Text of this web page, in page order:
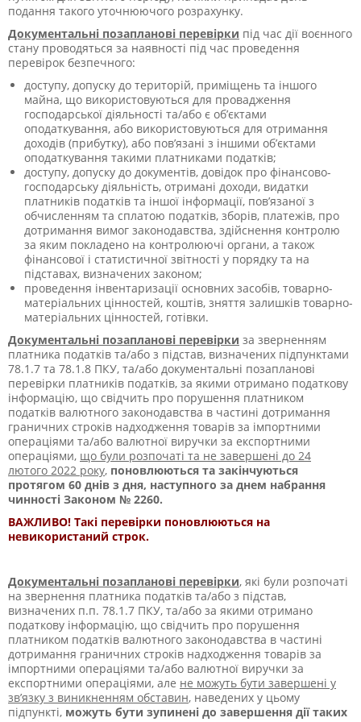
подання такого уточнюючого розрахунку.
Документальні позапланові перевірки під час дії воєнного
стану проводяться за наявності під час проведення
перевірок безпечного:
доступу, допуску до територій, приміщень та іншого
майна, що використовуються для провадження
господарської діяльності та/або є об’єктами
оподаткування, або використовуються для отримання
доходів (прибутку), або пов’язані з іншими об’єктами
оподаткування такими платниками податків;
доступу, допуску до документів, довідок про фінансово-
господарську діяльність, отримані доходи, видатки
платників податків та іншої інформації, пов’язаної з
обчисленням та сплатою податків, зборів, платежів, про
дотримання вимог законодавства, здійснення контролю
за яким покладено на контролюючі органи, а також
фінансової і статистичної звітності у порядку та на
підставах, визначених законом;
проведення інвентаризації основних засобів, товарно-
матеріальних цінностей, коштів, зняття залишків товарно-
матеріальних цінностей, готівки.
Документальні позапланові перевірки за зверненням
платника податків та/або з підстав, визначених підпунктами
78.1.7 та 78.1.8 ПКУ, та/або документальні позапланові
перевірки платників податків, за якими отримано податкову
інформацію, що свідчить про порушення платником
податків валютного законодавства в частині дотримання
граничних строків надходження товарів за імпортними
операціями та/або валютної виручки за експортними
операціями, що були розпочаті та не завершені до 24
лютого 2022 року, поновлюються та закінчуються
протягом 60 днів з дня, наступного за днем набрання
чинності Законом № 2260.
ВАЖЛИВО! Такі перевірки поновлюються на
невикористаний строк.
Документальні позапланові перевірки, які були розпочаті
на звернення платника податків та/або з підстав,
визначених п.п. 78.1.7 ПКУ, та/або за якими отримано
податкову інформацію, що свідчить про порушення
платником податків валютного законодавства в частині
дотримання граничних строків надходження товарів за
імпортними операціями та/або валютної виручки за
експортними операціями, але не можуть бути завершені у
зв’язку з виникненням обставин, наведених у цьому
підпункті, можуть бути зупинені до завершення дії таких